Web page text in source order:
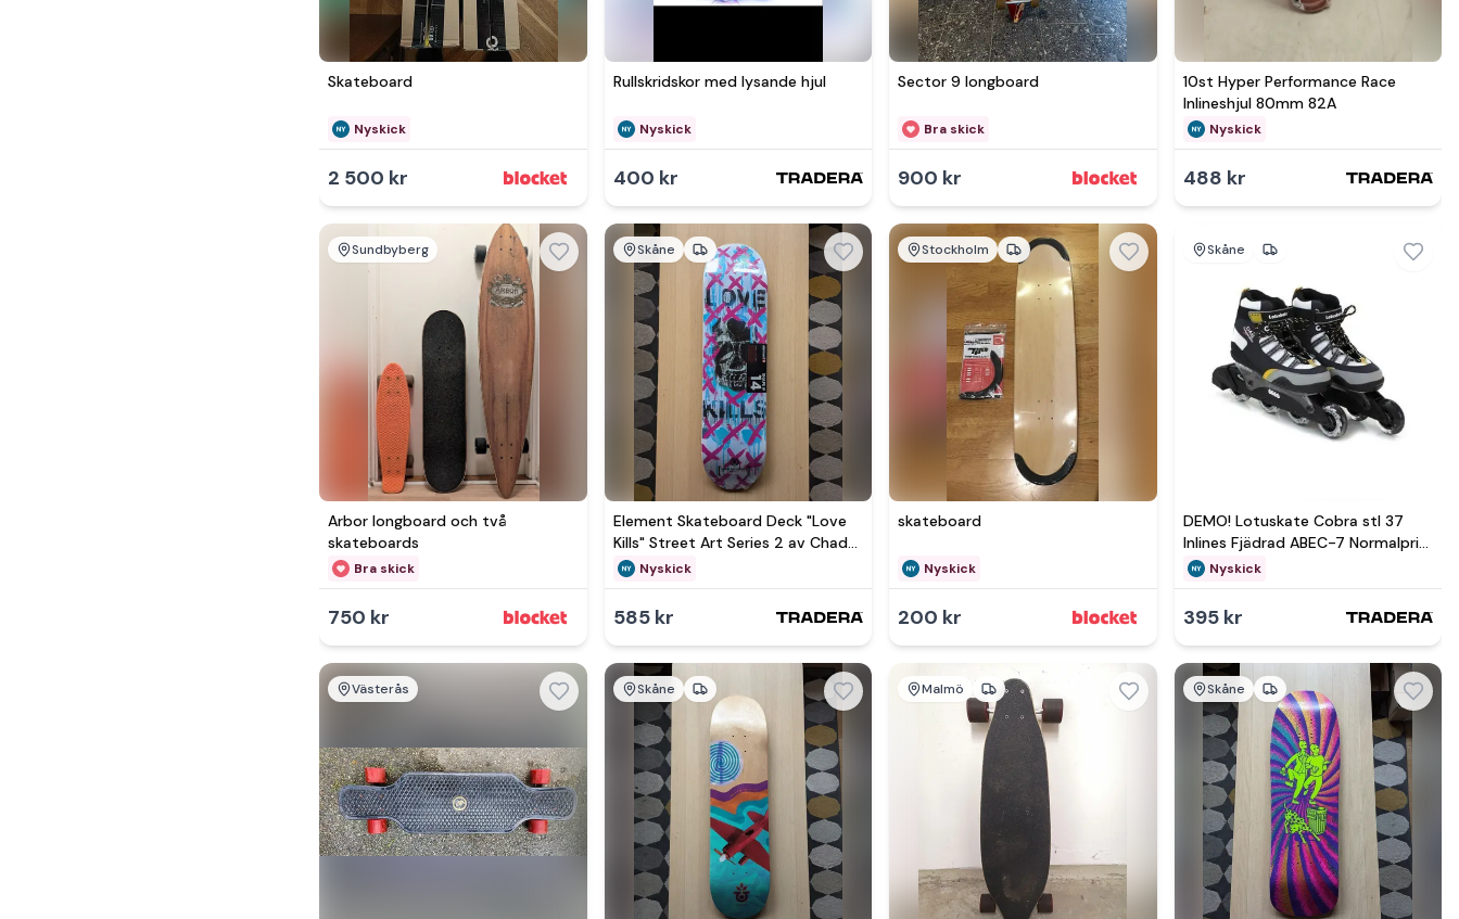
Skateboard
Nyskick
2 500 kr
Rullskridskor med lysande hjul
Nyskick
400 kr
Sector 9 longboard
Bra skick
900 kr
10st Hyper Performance Race
Inlineshjul 80mm 82A
Nyskick
488 kr
Se mer hos
Sundbyberg
Arbor longboard och två
skateboards
Bra skick
750 kr
Se mer hos
Skåne
Element Skateboard Deck "Love
Kills" Street Art Series 2 av Chad
MuskaNyskick
585 kr
Stockholm
skateboard
Nyskick
200 kr
Skåne
DEMO! Lotuskate Cobra stl 37
Inlines Fjädrad ABEC-7 Normalpris
1.995 krNyskick
395 kr
Se mer hos
Västerås
Se mer hos
Skåne Malmö Skåne